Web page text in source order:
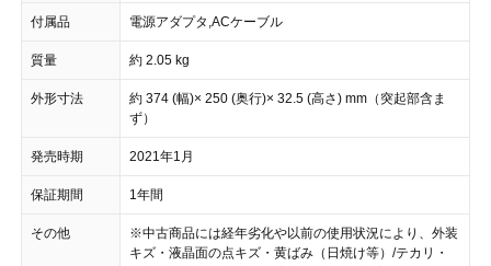
付属品 電源アダプタ,ACケーブル
質量 約 2.05 kg
外形寸法
約 374 (幅)× 250 (奥行)× 32.5 (高さ) mm（突起部含ま
ず）
発売時期 2021年1月
保証期間 1年間
その他
※中古商品には経年劣化や以前の使用状況により、外装
キズ・液晶面の点キズ・黄ばみ（日焼け等）/テカリ・